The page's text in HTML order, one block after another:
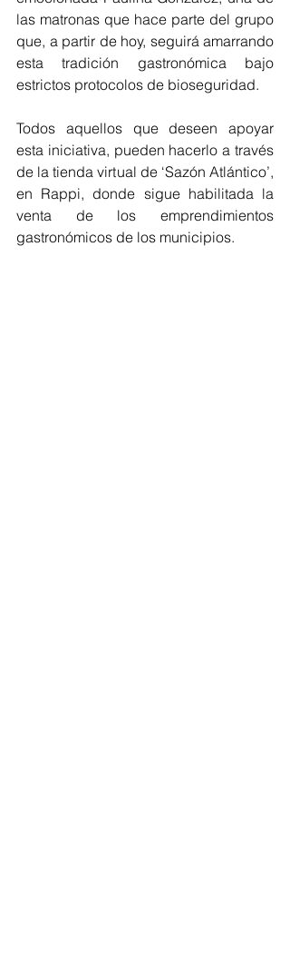
las matronas que hace parte del grupo
que, a partir de hoy, seguirá amarrando
esta tradición gastronómica bajo
estrictos protocolos de bioseguridad.
Todos aquellos que deseen apoyar
esta iniciativa, pueden hacerlo a través
de la tienda virtual de ‘Sazón Atlántico’,
en Rappi, donde sigue habilitada la
venta de los emprendimientos
gastronómicos de los municipios.